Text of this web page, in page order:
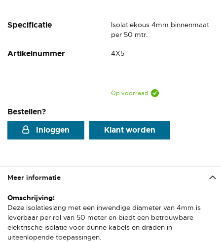
Specificatie
Isolatiekous 4mm binnenmaat
per 50 mtr.
Artikelnummer 4X5
Op voorraad
Bestellen?
Inloggen
Klant worden
Ga
begin
Meer informatie
Meer
informatie
Deze isolatieslang met een inwendige diameter van 4mm is
leverbaar per rol van 50 meter en biedt een betrouwbare
elektrische isolatie voor dunne kabels en draden in
uiteenlopende toepassingen.